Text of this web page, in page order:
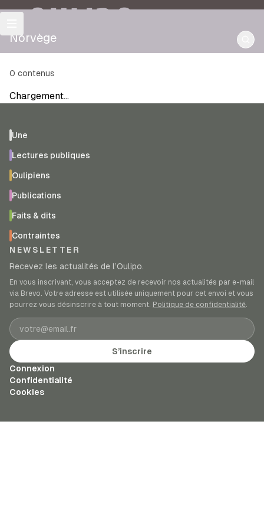
OULIPO
Norvège
0 contenus
Chargement…
Une
Lectures publiques
Oulipiens
Publications
Faits & dits
Contraintes
NEWSLETTER
Recevez les actualités de l’Oulipo.
En vous inscrivant, vous acceptez de recevoir nos actualités par e-mail
via Brevo. Votre adresse est utilisée uniquement pour cet envoi et vous
pourrez vous désinscrire à tout moment. Politique de confidentialité.
Adresse e-mail
S’inscrire
Connexion
Confidentialité
Cookies